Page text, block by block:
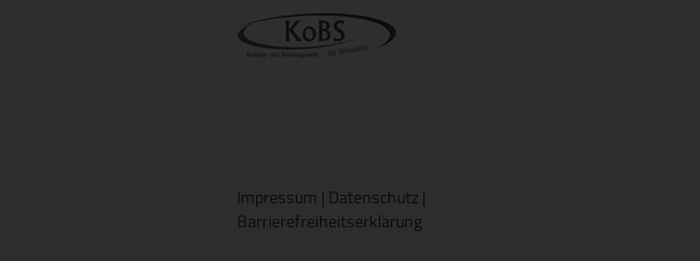
Impressum | Datenschutz|
Barrierefreiheitserklärung